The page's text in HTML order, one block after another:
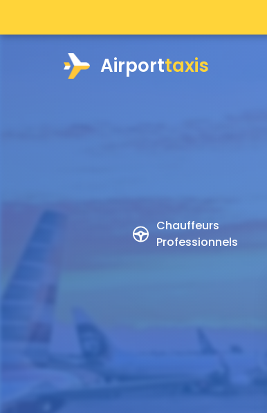
Airporttaxis
Chauffeurs
Professionnels